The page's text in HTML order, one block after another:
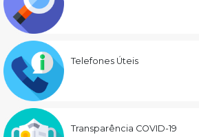
Telefones Úteis
Transparência COVID-19